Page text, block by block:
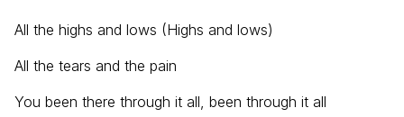
All the highs and lows (Highs and lows)
All the tears and the pain
You been there through it all, been through it all